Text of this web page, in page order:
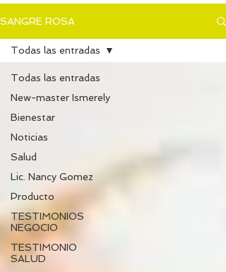
SANGRE ROSA
Todas las entradas
New-master Ismerely
Bienestar
Noticias
Salud
Lic. Nancy Gomez
Producto
TESTIMONIOS
NEGOCIO
TESTIMONIO
SALUD
Todas las entradas